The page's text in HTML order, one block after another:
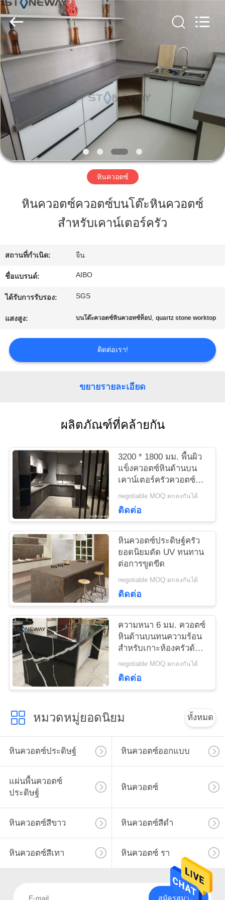
บ้าน
สินค้า
เกี่ยว
กับ
ควบคุม
คุณภาพ
ติดต่อ
เรา
เสนอ
ราคา
แผนผัง
เว็บไซต์
PRIVACY
POLICY
Zhaoqing
AIBO
New
Material
Technology
CO.,Ltd.
All
Rights
Reserved.
หินควอตซ์
หินควอตซ์ควอตซ์บนโต๊ะหินควอตซ์
สำหรับเคาน์เตอร์ครัว
สถานที่กำเนิด: จีน
ชื่อแบรนด์: AIBO
ได้รับการรับรอง: SGS
แสงสูง: บนโต๊ะควอตซ์หินควอทซ์ท็อป ,quartz stone worktop
ติดต่อเรา!
ขยายรายละเอียด
ผลิตภัณฑ์ที่คล้ายกัน
3200 * 1800 มม. พื้นผิว
แข็งควอตซ์หินด้านบน
เคาน์เตอร์ครัวควอตซ์สี
ดำ Anti Faded
negotiable MOQ:ตกลงกันได้
ติดต่อ
หินควอตซ์ประดิษฐ์ครัว
ยอดนิยมตัด UV ทนทาน
ต่อการขูดขีด
negotiable MOQ:ตกลงกันได้
ติดต่อ
ความหนา 6 มม. ควอตซ์
หินด้านบนทนความร้อน
สำหรับเกาะห้องครัวด้าน
negotiable MOQ:ตกลงกันได้
ติดต่อ
หมวดหมู่ยอดนิยม ทั้งหมด
หินควอตซ์ประดิษฐ์ หินควอตซ์ออกแบบ
แผ่นพื้นควอตซ์
ประดิษฐ์
หินควอตซ์
หินควอตซ์สีขาว หินควอตซ์สีดำ
หินควอตซ์สีเทา หินควอตซ์ รา
สมัครสมาชิก